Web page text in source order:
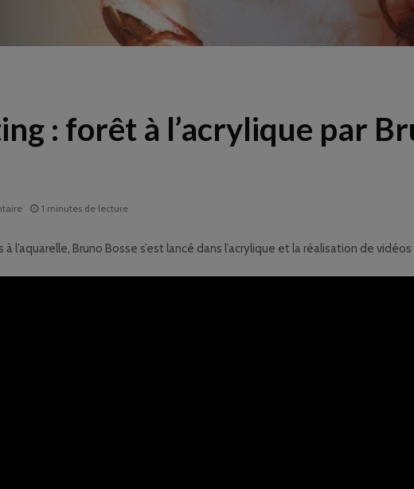
: forêt à l’acrylique par
1 minutes de lecture
l’aquarelle, Bruno Bosse s’est lancé dans l’acrylique et la réalisation de